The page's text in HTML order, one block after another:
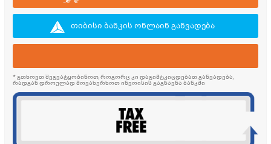
თიბისი ბანკის ონლაინ განვადება
* გთხოვთ შეგვატყობინოთ, როგორც კი დაგიმტკიცდებათ განვადება,
რადგან დროულად მოვახერხოთ ინვოისის გაგზავნა ბანკში